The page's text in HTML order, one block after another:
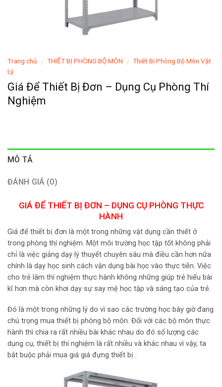
Trang chủ / THIẾT BỊ PHÒNG BỘ MÔN / Thiết Bị Phòng Bộ Môn Vật
Lý
Giá Để Thiết Bị Đơn – Dụng Cụ Phòng Thí
Nghiệm
MÔ TẢ
ĐÁNH GIÁ (0)
GIÁ ĐỂ THIẾT BỊ ĐƠN – DỤNG CỤ PHÒNG THỰC
HÀNH
Giá để thiết bị đơn là một trong những vật dụng cần thiết ở
trong phòng thí nghiệm. Một môi trường học tập tốt không phải
chỉ là việc giảng dạy lý thuyết chuyên sâu mà điều cần hơn nữa
chính là dạy học sinh cách vận dụng bài học vào thực tiễn. Việc
cho trẻ làm thí nghiệm thực hành không những giúp trẻ hiểu bài
kĩ hơn mà còn khơi dạy sự say mệ học tập và sáng tạo của trẻ.
Đó là một trong những lý do vì sao các trường học bây giờ đang
chú trọng mua thiết bị phòng bộ môn. Đối với các bộ môn thực
hành thì chia ra rất nhiều bài khác nhau do đó số lượng các
dụng cụ, thiết bị thí nghiệm là rất nhiều và khác nhau vì vậy, ta
bắt buộc phải mua giá giá đựng thiết bị .